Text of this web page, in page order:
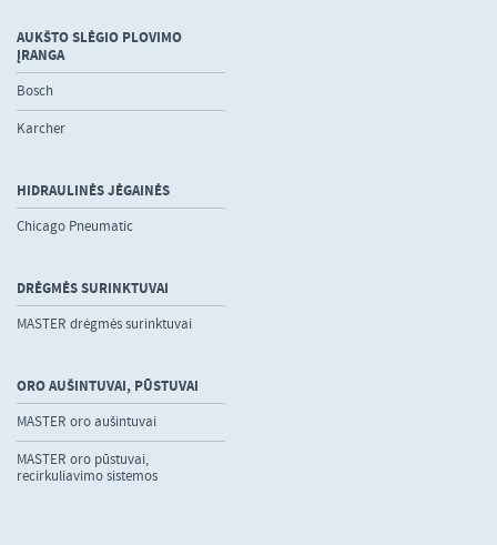
AUKŠTO SLĖGIO PLOVIMO
ĮRANGA
Bosch
Karcher
HIDRAULINĖS JĖGAINĖS
Chicago Pneumatic
DRĖGMĖS SURINKTUVAI
MASTER drėgmės surinktuvai
ORO AUŠINTUVAI, PŪSTUVAI
MASTER oro aušintuvai
MASTER oro pūstuvai,
recirkuliavimo sistemos